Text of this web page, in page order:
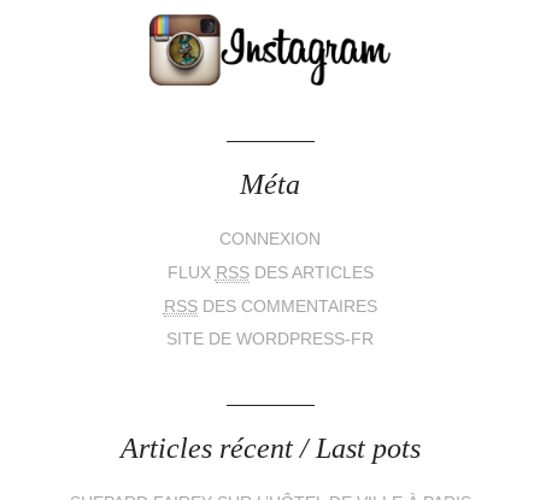
Méta
CONNEXION
FLUX RSSDES ARTICLES
RSSDES COMMENTAIRES
SITE DE WORDPRESS-FR
Articles récent / Last pots